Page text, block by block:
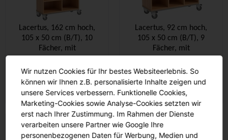
Lacertus, 162 cm hoch,
105 x 50 cm (B/T), 10
Fächer, mit
€ 937,
Lacertus, 92 cm hoch,
105 x 50 cm (B/T), 9
Fächer, mit
€ 750,
Wir nutzen Cookies für Ihr bestes Websiteerlebnis. So
können wir Ihnen z.B. personalisierte Inhalte zeigen und
unsere Services verbessern. Funktionelle Cookies,
Marketing-Cookies sowie Analyse-Cookies setzten wir
erst nach Ihrer Zustimmung. Im Rahmen der Dienste
verarbeiten unsere Partner wie Google Ihre
personenbezogenen Daten für Werbung, Medien und